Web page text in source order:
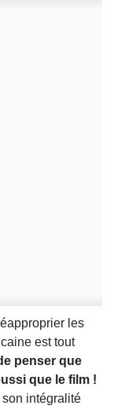
les
est tout
penser que
que le film !
intégralité